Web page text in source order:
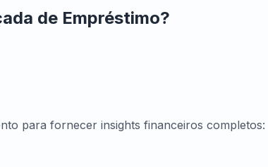
de Empréstimo?
para fornecer insights financeiros completos: